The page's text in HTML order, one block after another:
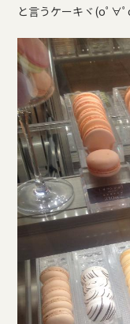
と言うケーキヾ(oﾟ∀ﾟ